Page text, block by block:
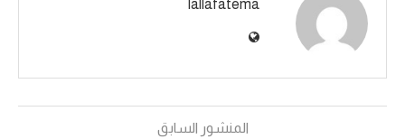
lallafatema
المنشور السابق